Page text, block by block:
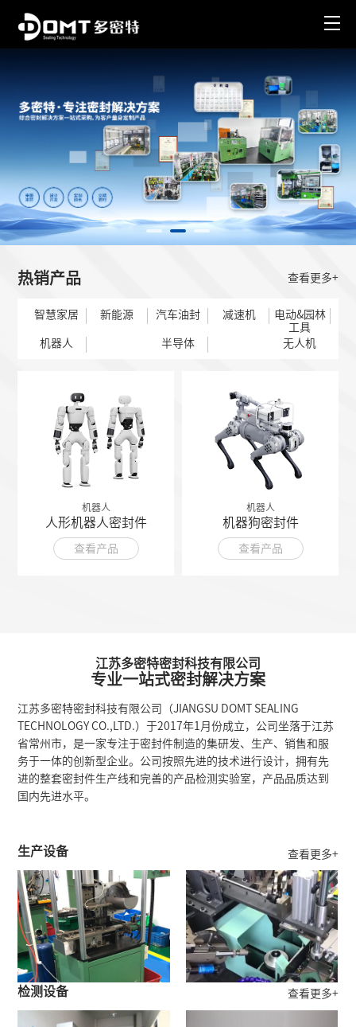
查看更多+
热销产品
智慧家居 新能源 汽车油封 减速机
电动&园林
工具
机器人
半导体 无人机
机器人
人形机器人密封件
查看产品
机器人
机器狗密封件
查看产品
江苏多密特密封科技有限公司
专业一站式密封解决方案
江苏多密特密封科技有限公司（JIANGSU DOMT SEALING
TECHNOLOGY CO.,LTD.）于2017年1月份成立，公司坐落于江苏
省常州市，是一家专注于密封件制造的集研发、生产、销售和服
务于一体的创新型企业。公司按照先进的技术进行设计，拥有先
进的整套密封件生产线和完善的产品检测实验室，产品品质达到
国内先进水平。
查看更多+
生产设备
查看更多+
检测设备